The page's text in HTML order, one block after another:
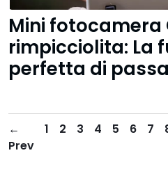
Mini fotocamera
rimpicciolita: La
perfetta di
←
Prev
1 2 3 4 5 6 7